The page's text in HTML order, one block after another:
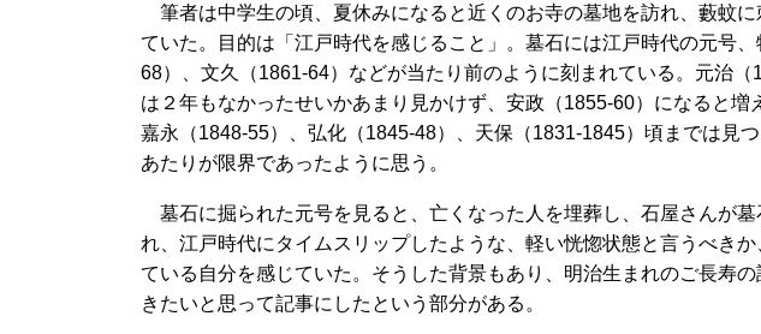
筆者は中学生の頃、夏休みになると近くのお寺の墓地を訪れ、藪蚊
ていた。目的は「江戸時代を感じること」。墓石には江戸時代の元号
68）、文久（1861-64）などが当たり前のように刻まれている。元治（
は２年もなかったせいかあまり見かけず、安政（1855-60）になると増
嘉永（1848-55）、弘化（1845-48）、天保（1831-1845）頃までは見
あたりが限界であったように思う。
墓石に掘られた元号を見ると、亡くなった人を埋葬し、石屋さんが墓
れ、江戸時代にタイムスリップしたような、軽い恍惚状態と言うべきか
ている自分を感じていた。そうした背景もあり、明治生まれのご長寿
きたいと思って記事にしたという部分がある。